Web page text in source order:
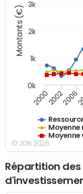
Montants (€)
Moyenne
200020022006
0k
1k
2k
3k
© JDN 2026
Répartition des